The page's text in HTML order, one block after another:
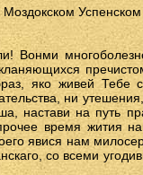
Успенском
Вонми
яко живей Тебе
ни
настави на путь
время жития
явися нам
со всеми